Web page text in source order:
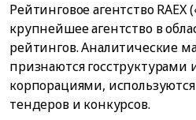
Рейтинговое агентство
крупнейшее агентство в
рейтингов. Аналитические
признаются
корпорациями,
тендеров и конкурсов.